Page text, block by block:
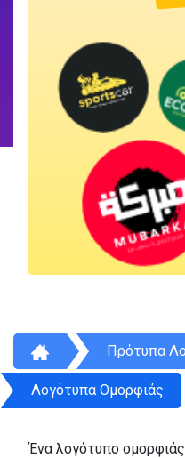
Πρότυπα
Λογότυπα Ομορφιάς
Ένα λογότυπο ομορφιάς